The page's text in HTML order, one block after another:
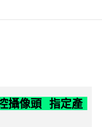
攝像頭 指定產